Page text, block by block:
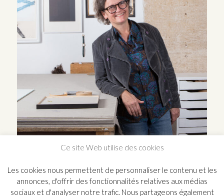
Ce site Web utilise des cookies
Les cookies nous permettent de personnaliser le contenu et les
annonces, d'offrir des fonctionnalités relatives aux médias
sociaux et d'analyser notre trafic. Nous partageons également